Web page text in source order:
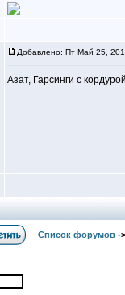
Добавлено: Пт Май 25,
Азат, Гарсинги с
Список форумов ->